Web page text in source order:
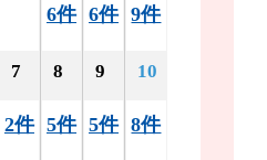
6件 6件 9件
7
2件
8
5件
9
5件
10
8件